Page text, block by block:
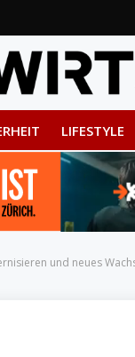
LIFESTYLE
und neues